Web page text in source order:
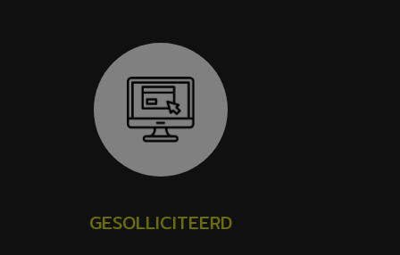
GESOLLICITEERD